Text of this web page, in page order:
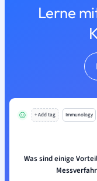
Lerne
+ Add tag Immunology
Was sind einige